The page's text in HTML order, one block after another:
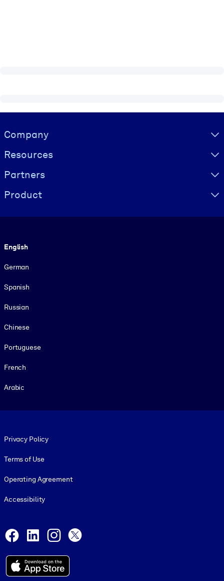
Visually hidden Text
Company
Resources
Partners
Product
English
German
Spanish
Russian
Chinese
Portuguese
French
Arabic
Privacy Policy
Terms of Use
Operating Agreement
Accessibility
Facebook
LinkedInInstagram